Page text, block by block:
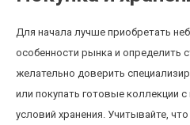
Для начала лучше приобретать
особенности рынка и определить
желательно доверить
или покупать готовые коллекции
условий хранения. Учитывайте,